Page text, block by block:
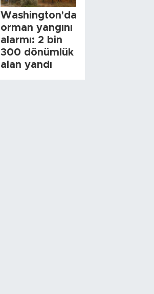
Washington'da
orman yangını
alarmı: 2 bin
300 dönümlük
alan yandı